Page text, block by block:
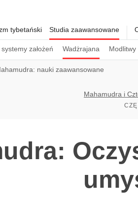
tybetański Studia zaawansowane
założeń Wadżrajana Modlitwy
nauki zaawansowane
Mahamudra i